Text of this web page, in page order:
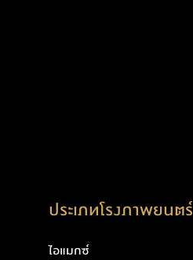
ประเภทโรงภาพยนตร์
ไอแมกซ์